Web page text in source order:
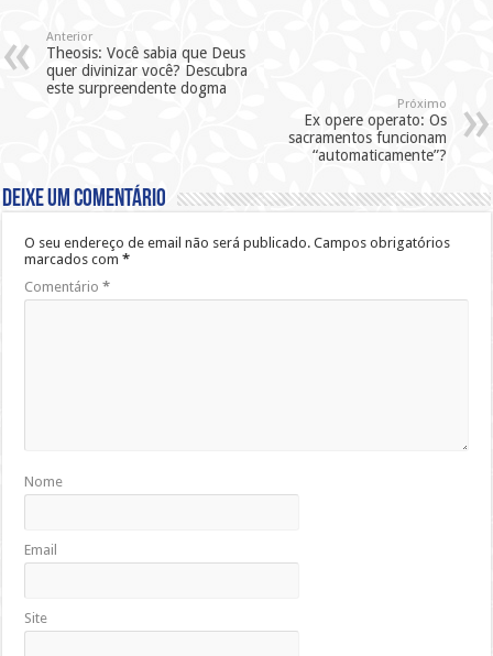
Anterior
Theosis: Você sabia que Deus
quer divinizar você? Descubra
este surpreendente dogma
Próximo
Ex opere operato: Os
sacramentos funcionam
“automaticamente”?
Deixe um comentário
O seu endereço de email não será publicado. Campos obrigatórios
marcados com*
Comentário*
Nome
Email
Site